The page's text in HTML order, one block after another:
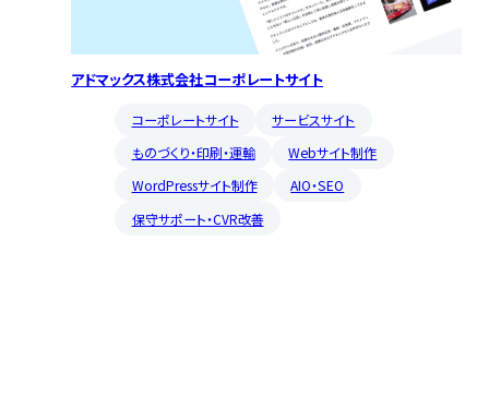
アドマックス株式会社コーポレートサイト
コーポレートサイト
サービスサイト
ものづくり・印刷・運輸
Webサイト制作
WordPressサイト制作
AIO・SEO
保守サポート・CVR改善